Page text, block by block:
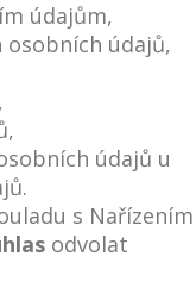
údajům,
osobních údajů,
údajů u
s Nařízením
odvolat